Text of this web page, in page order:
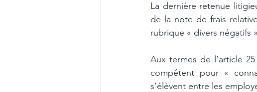
La dernière retenue
de la note de frais
rubrique « divers négatifs
Aux termes de l’article
compétent pour «
s’élèvent entre les